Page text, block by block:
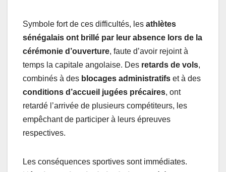
Symbole fort de ces difficultés, les athlètes
sénégalais ont brillé par leur absence lors de la
cérémonie d’ouverture, faute d’avoir rejoint à
temps la capitale angolaise. Des retards de vols,
combinés à des blocages administratifs et à des
conditions d’accueil jugées précaires, ont
retardé l’arrivée de plusieurs compétiteurs, les
empêchant de participer à leurs épreuves
respectives.
Les conséquences sportives sont immédiates.